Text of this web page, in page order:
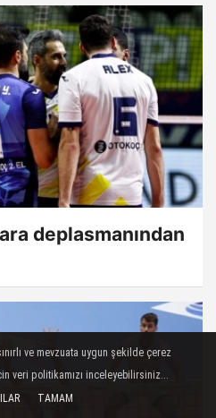
deplasmanından
ve mevzuata uygun şekilde çerez
veri politikamızı inceleyebilirsiniz...
TAMAM